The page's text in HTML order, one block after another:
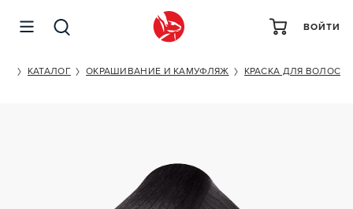
ВОЙТИ
КАТАЛОГ ОКРАШИВАНИЕ И КАМУФЛЯЖ КРАСКА ДЛЯ ВОЛОС
KAPOUS PROFESSIONAL HYALURONIC ACID 8/18